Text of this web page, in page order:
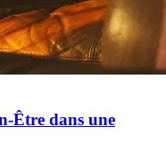
Être dans une